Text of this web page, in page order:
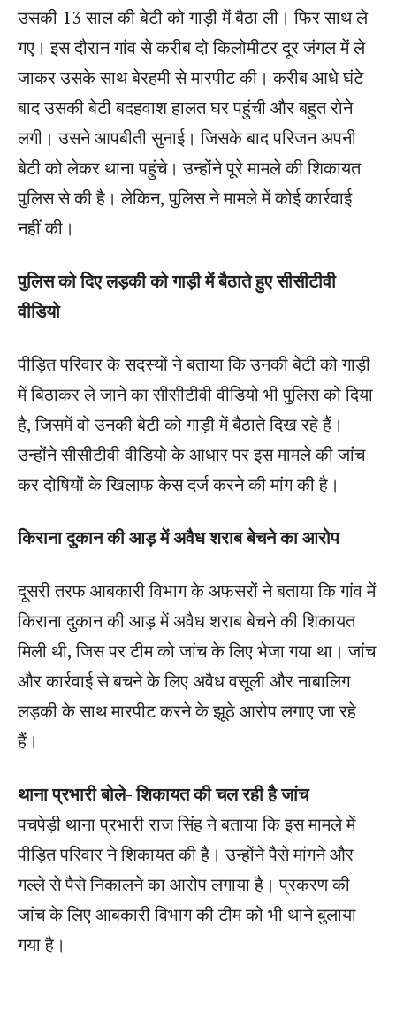
उसकी 13 साल की बेटी को गाड़ी में बैठा ली। फिर साथ ले
गए। इस दौरान गांव से करीब दो किलोमीटर दूर जंगल में ले
जाकर उसके साथ बेरहमी से मारपीट की। करीब आधे घंटे
बाद उसकी बेटी बदहवाश हालत घर पहुंची और बहुत रोने
लगी। उसने आपबीती सुनाई। जिसके बाद परिजन अपनी
बेटी को लेकर थाना पहुंचे। उन्होंने पूरे मामले की शिकायत
पुलिस से की है। लेकिन, पुलिस ने मामले में कोई कार्रवाई
नहीं की।
पुलिस को दिए लड़की को गाड़ी में बैठाते हुए सीसीटीवी
वीडियो
पीड़ित परिवार के सदस्यों ने बताया कि उनकी बेटी को गाड़ी
में बिठाकर ले जाने का सीसीटीवी वीडियो भी पुलिस को दिया
है, जिसमें वो उनकी बेटी को गाड़ी में बैठाते दिख रहे हैं।
उन्होंने सीसीटीवी वीडियो के आधार पर इस मामले की जांच
कर दोषियों के खिलाफ केस दर्ज करने की मांग की है।
किराना दुकान की आड़ में अवैध शराब बेचने का आरोप
दूसरी तरफ आबकारी विभाग के अफसरों ने बताया कि गांव में
किराना दुकान की आड़ में अवैध शराब बेचने की शिकायत
मिली थी, जिस पर टीम को जांच के लिए भेजा गया था। जांच
और कार्रवाई से बचने के लिए अवैध वसूली और नाबालिग
लड़की के साथ मारपीट करने के झूठे आरोप लगाए जा रहे
हैं।
थाना प्रभारी बोले- शिकायत की चल रही है जांच
पचपेड़ी थाना प्रभारी राज सिंह ने बताया कि इस मामले में
पीड़ित परिवार ने शिकायत की है। उन्होंने पैसे मांगने और
गल्ले से पैसे निकालने का आरोप लगाया है। प्रकरण की
जांच के लिए आबकारी विभाग की टीम को भी थाने बुलाया
गया है।